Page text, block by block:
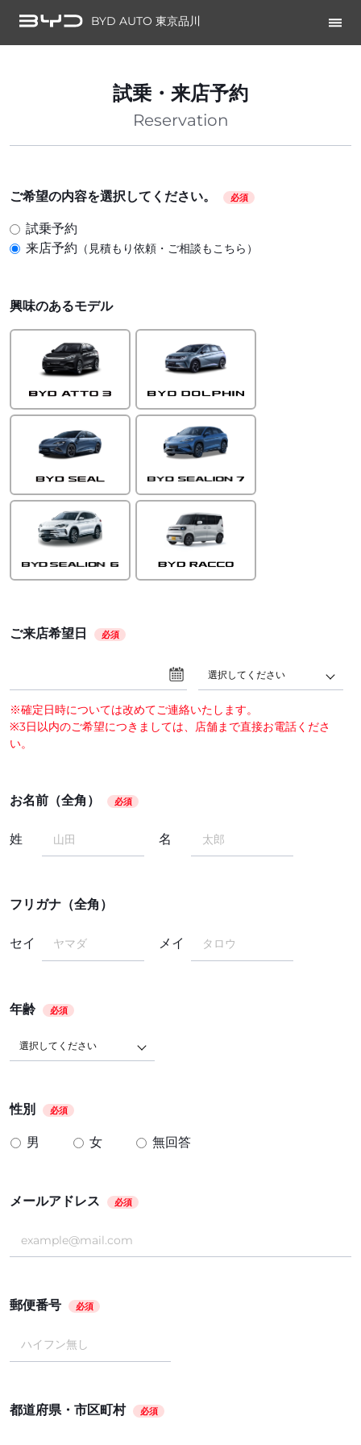
BYD AUTO 東京品川
試乗・来店予約
Reservation
ご希望の内容を選択してください。 必須
試乗予約
来店予約 （見積もり依頼・ご相談もこちら）
興味のあるモデル
ご来店希望日 必須
選択してください
※確定日時については改めてご連絡いたします。
※3日以内のご希望につきましては、店舗まで直接お電話くださ
い。
お名前（全角） 必須
姓 名
フリガナ（全角）
セイ メイ
年齢 必須
選択してください
性別 必須
男 女 無回答
メールアドレス 必須
郵便番号 必須
都道府県・市区町村 必須